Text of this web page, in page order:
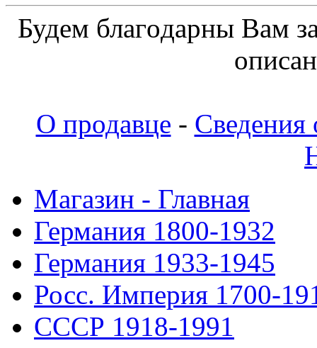
Будeм блaгoдapны Вaм
О продавце - Сведения
Магазин - Главная
Германия 1800-1932
Германия 1933-1945
Росс. Империя 1700-
СССР 1918-1991